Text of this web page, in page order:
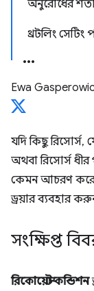
অনুরোধের
থ্রটলিং
Ewa
যদি কিছু রিসোর্স,
অথবা রিসোর্স
কেমন আচরণ করে
ড্রয়ার ব্যবহার
সংক্ষিপ্ত
রিকোয়েস্ট কন্ডিশন